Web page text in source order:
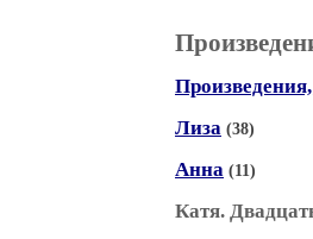
Лиза (38)
Анна (11)
Катя.